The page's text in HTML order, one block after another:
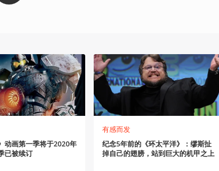
动画第一季将于2020年
已被续订
有感而发
纪念5年前的《环太平洋》：缪斯扯
掉自己的翅膀，站到巨大的机甲之上